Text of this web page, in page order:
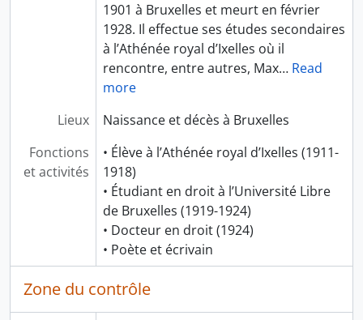
1901 à Bruxelles et meurt en février
1928. Il effectue ses études secondaires
à l’Athénée royal d’Ixelles où il
rencontre, entre autres, Max… Read
more
Lieux
Naissance et décès à Bruxelles
Fonctions
et activités
• Élève à l’Athénée royal d’Ixelles (1911-
1918)
• Étudiant en droit à l’Université Libre
de Bruxelles (1919-1924)
• Docteur en droit (1924)
• Poète et écrivain
Zone du contrôle